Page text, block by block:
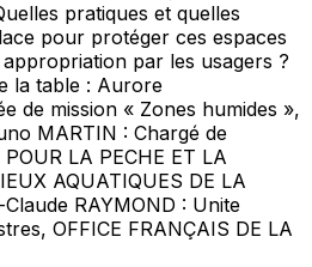
pratiques et quelles
pour protéger ces espaces
par les usagers ?
la table : Aurore
de mission « Zones humides »,
MARTIN : Chargé de
LA PECHE ET LA
AQUATIQUES DE LA
RAYMOND : Unite
OFFICE FRANÇAIS DE LA